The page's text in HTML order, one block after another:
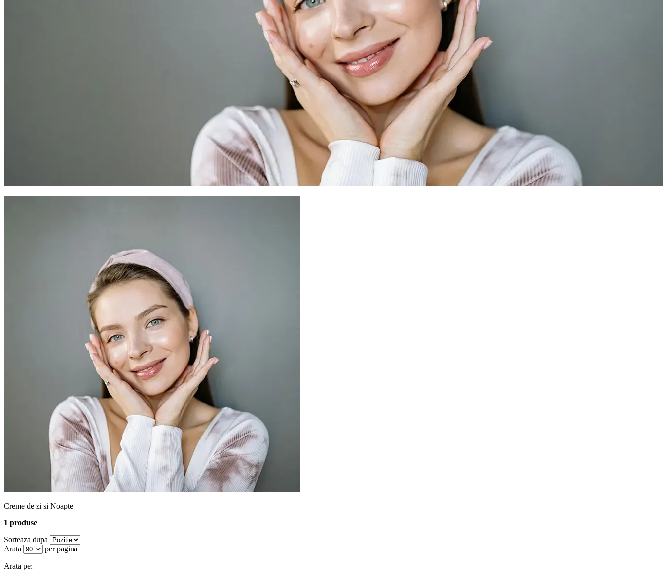
Creme de zi si Noapte
1 produse
Sorteaza dupa
Arata
per pagina
Arata pe: